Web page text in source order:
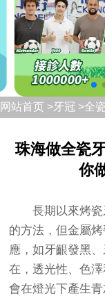
网站首页 >牙冠 >全
珠海做全瓷
你
長期以來烤
的方法，但金屬
應，如牙齦發黑
在，透光性、色
會在燈光下產生